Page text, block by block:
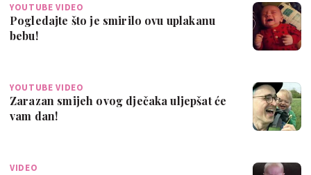
YOUTUBE VIDEO
Pogledajte što je smirilo ovu uplakanu
bebu!
YOUTUBE VIDEO
Zarazan smijeh ovog dječaka uljepšat će
vam dan!
VIDEO